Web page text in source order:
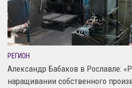
РЕГИОН
Александр Бабаков в Рославле:
наращивании собственного